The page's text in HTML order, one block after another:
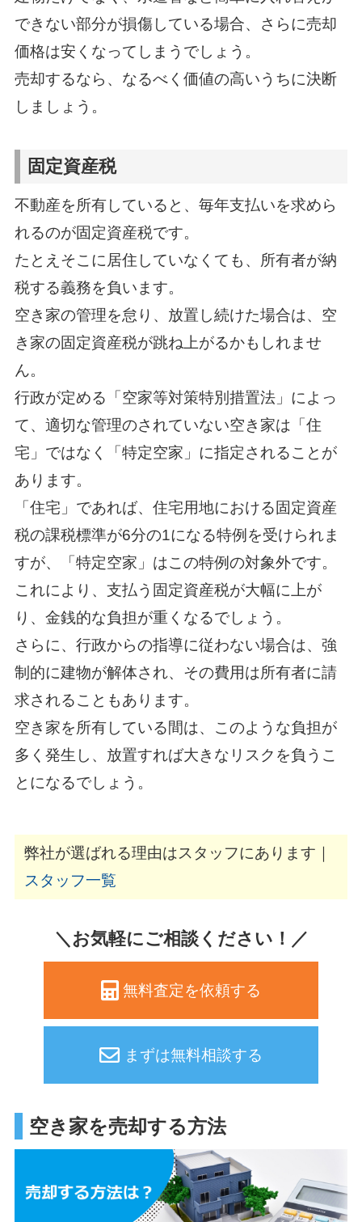
できない部分が損傷している場合、さらに売却
価格は安くなってしまうでしょう。
売却するなら、なるべく価値の高いうちに決断
しましょう。
固定資産税
不動産を所有していると、毎年支払いを求めら
れるのが固定資産税です。
たとえそこに居住していなくても、所有者が納
税する義務を負います。
空き家の管理を怠り、放置し続けた場合は、空
き家の固定資産税が跳ね上がるかもしれませ
ん。
行政が定める「空家等対策特別措置法」によっ
て、適切な管理のされていない空き家は「住
宅」ではなく「特定空家」に指定されることが
あります。
「住宅」であれば、住宅用地における固定資産
税の課税標準が6分の1になる特例を受けられま
すが、「特定空家」はこの特例の対象外です。
これにより、支払う固定資産税が大幅に上が
り、金銭的な負担が重くなるでしょう。
さらに、行政からの指導に従わない場合は、強
制的に建物が解体され、その費用は所有者に請
求されることもあります。
空き家を所有している間は、このような負担が
多く発生し、放置すれば大きなリスクを負うこ
とになるでしょう。
弊社が選ばれる理由はスタッフにあります｜
スタッフ一覧
＼お気軽にご相談ください！／
無料査定を依頼する
まずは無料相談する
空き家を売却する方法